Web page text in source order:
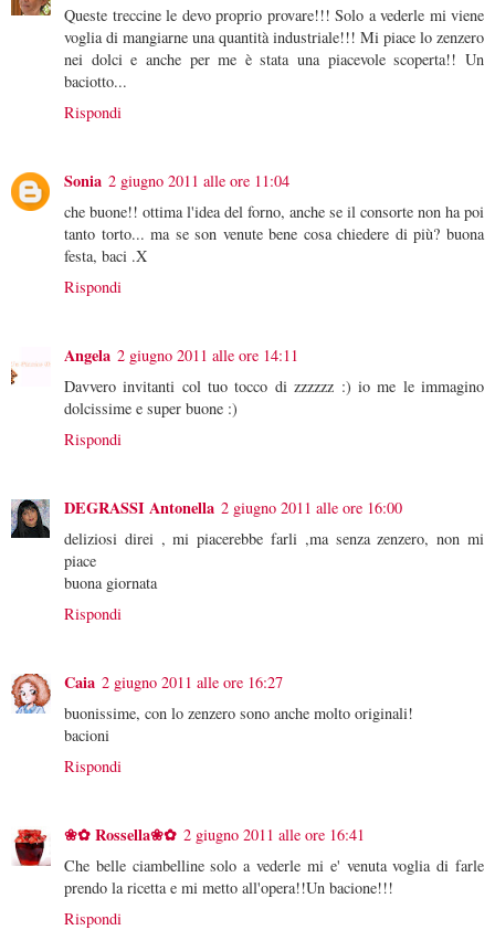
Queste treccine le devo proprio provare!!! Solo a vederle mi viene
voglia di mangiarne una quantità industriale!!! Mi piace lo zenzero
nei dolci e anche per me è stata una piacevole scoperta!! Un
baciotto...
Rispondi
Sonia 2 giugno 2011 alle ore 11:04
che buone!! ottima l'idea del forno, anche se il consorte non ha poi
tanto torto... ma se son venute bene cosa chiedere di più? buona
festa, baci .X
Rispondi
Angela 2 giugno 2011 alle ore 14:11
Davvero invitanti col tuo tocco di zzzzzz :) io me le immagino
dolcissime e super buone :)
Rispondi
DEGRASSI Antonella 2 giugno 2011 alle ore 16:00
deliziosi direi , mi piacerebbe farli ,ma senza zenzero, non mi
piace
buona giornata
Rispondi
Caia 2 giugno 2011 alle ore 16:27
buonissime, con lo zenzero sono anche molto originali!
bacioni
Rispondi
❀✿ Rossella❀✿ 2 giugno 2011 alle ore 16:41
Che belle ciambelline solo a vederle mi e' venuta voglia di farle
prendo la ricetta e mi metto all'opera!!Un bacione!!!
Rispondi